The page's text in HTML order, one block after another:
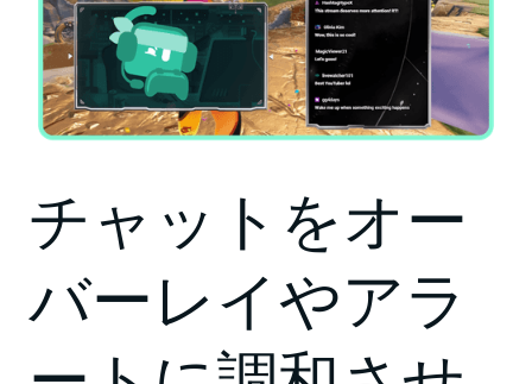
チャットをオー
バーレイやアラ